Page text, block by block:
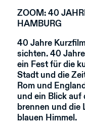
ZOOM: 40
HAMBURG
40 Jahre
sichten. 40
ein Fest für die
Stadt und die
Rom und
und ein Blick auf
brennen und die
blauen Himmel.